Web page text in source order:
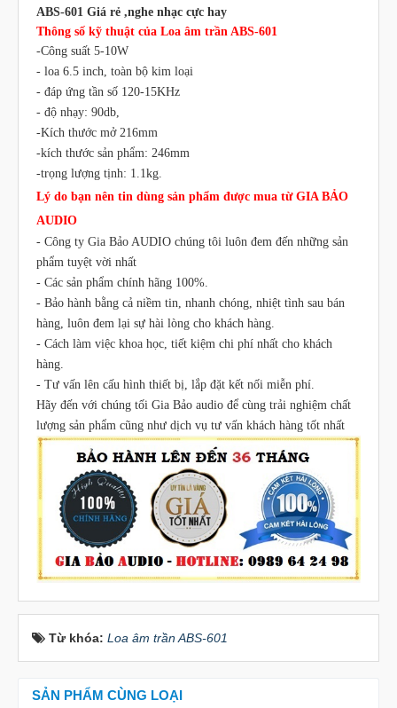
ABS-601 Giá rẻ ,nghe nhạc cực hay
Thông số kỹ thuật của Loa âm trần ABS-601
-Công suất 5-10W
- loa 6.5 inch, toàn bộ kim loại
- đáp ứng tần số 120-15KHz
- độ nhạy: 90db,
-Kích thước mở 216mm
-kích thước sản phẩm: 246mm
-trọng lượng tịnh: 1.1kg.
Lý do bạn nên tin dùng sản phẩm được mua từ GIA BẢO
AUDIO
- Công ty Gia Bảo AUDIO chúng tôi luôn đem đến những sản
phẩm tuyệt vời nhất
- Các sản phẩm chính hãng 100%.
- Bảo hành bằng cả niềm tin, nhanh chóng, nhiệt tình sau bán
hàng, luôn đem lại sự hài lòng cho khách hàng.
- Cách làm việc khoa học, tiết kiệm chi phí nhất cho khách
hàng.
- Tư vấn lên cấu hình thiết bị, lắp đặt kết nối miễn phí.
Hãy đến với chúng tối Gia Bảo audio để cùng trải nghiệm chất
lượng sản phẩm cũng như dịch vụ tư vấn khách hàng tốt nhất
Từ khóa: Loa âm trần ABS-601
SẢN PHẨM CÙNG LOẠI